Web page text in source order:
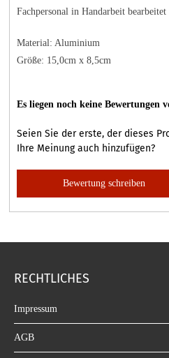
Fachpersonal in Handarbeit bearbeitet
Material: Aluminium
Größe: 15,0cm x 8,5cm
Es liegen noch keine Bewertungen
Seien Sie der erste, der dieses
Ihre Meinung auch hinzufügen?
Bewertung schreiben
RECHTLICHES
Impressum
AGB